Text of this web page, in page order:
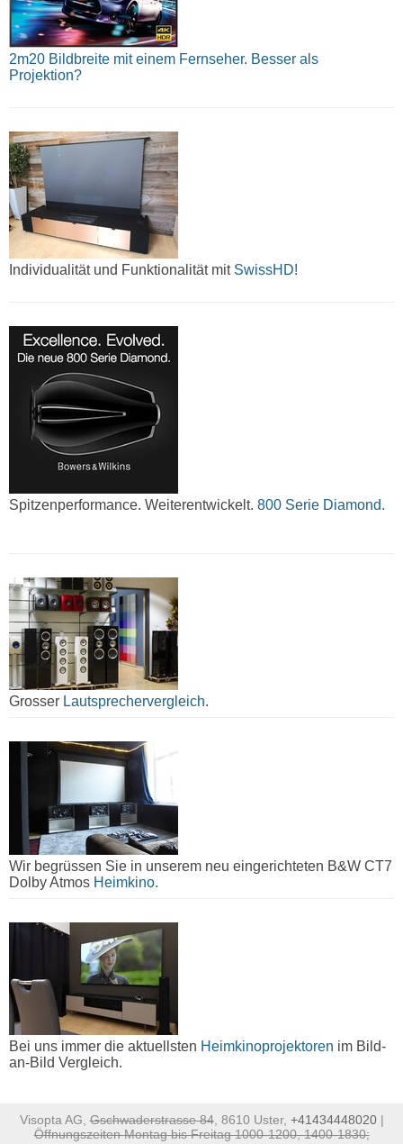
2m20 Bildbreite mit einem Fernseher. Besser als
Projektion?
Individualität und Funktionalität mitSwissHD!
Spitzenperformance. Weiterentwickelt. 800 Serie Diamond.
Grosser Lautsprechervergleich.
Wir begrüssen Sie in unserem neu eingerichteten B&W CT7
Dolby Atmos Heimkino.
Bei uns immer die aktuellsten Heimkinoprojektoren im Bild-
an-Bild Vergleich.
Visopta AG,Gschwaderstrasse 84, 8610 Uster, +41434448020|
Öffnungszeiten Montag bis Freitag 1000-1200, 1400-1830;